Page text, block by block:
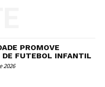
PROMOVE
DE FUTEBOL INFANTIL
2026